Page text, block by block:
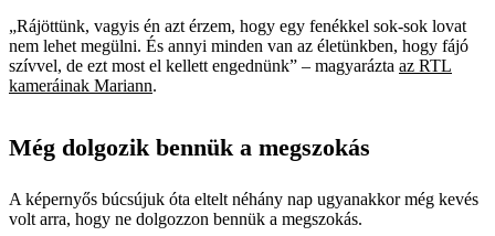
„Rájöttünk, vagyis én azt érzem, hogy egy fenékkel sok-sok lovat
nem lehet megülni. És annyi minden van az életünkben, hogy fájó
szívvel, de ezt most el kellett engednünk” – magyarázta az RTL
kameráinak Mariann.
Még dolgozik bennük a megszokás
A képernyős búcsújuk óta eltelt néhány nap ugyanakkor még kevés
volt arra, hogy ne dolgozzon bennük a megszokás.